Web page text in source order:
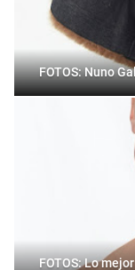
FOTOS: Nuno
FOTOS: Lo